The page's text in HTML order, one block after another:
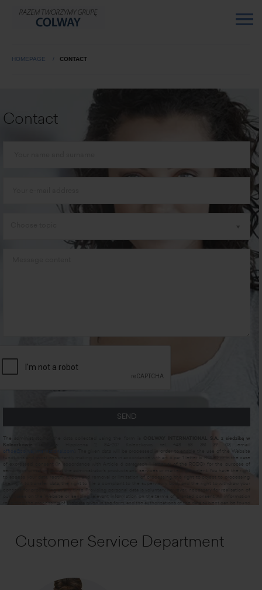
HOMEPAGE CONTACT
Contact
SEND
The administrator of the data collected using the form is
COLWAY INTERNATIONAL S.A. z siedzibą w
Koleczkowie
(address: Hippiczna 2, 84-207 Koleczkowo, tel. +48 58 351 39 03, email:
office@colwayinternational.com
). The given data will be processed in order to enable the use of the Website
functions and, most importantly, making purchases in accordance with art. 6 par. 1 letter b. RODO or in the case
of expressed consent (in accordance with Article 6 paragraph 1 letter a) of the RODO) for the purpose of
sending information about the administrator's products and services or marketing content. You have the right
to access your data, rectify it, demand removal or limitation of processing, the right to object to processing,
the right to transfer data, the right to file a complaint to the supervisory body and the right to withdraw your
consent for processing at any time. Providing personal data is voluntary, however, necessary for realisation of
purchases on the Website or sending relevant information on the terms of granted consent. All information
regarding the processing of the data given in the form and the authorizations of the data subject can be found
Customer Service Department